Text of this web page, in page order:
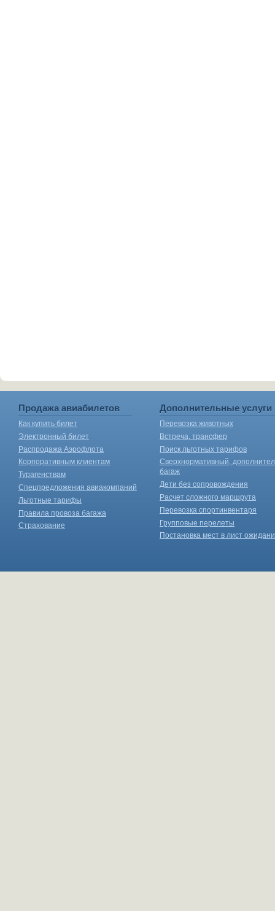
Продажа авиабилетов
Как купить билет
Электронный билет
Распродажа Аэрофлота
Корпоративным клиентам
Турагенствам
Спецпредложения авиакомпаний
Льготные тарифы
Правила провоза багажа
Страхование
Дополнительные услуги
Перевозка животных
Встреча, трансфер
Поиск льготных тарифов
Сверхнормативный,
багаж
Дети без сопровождения
Расчет сложного маршрута
Перевозка спортинвентаря
Групповые перелеты
Постановка мест в лист